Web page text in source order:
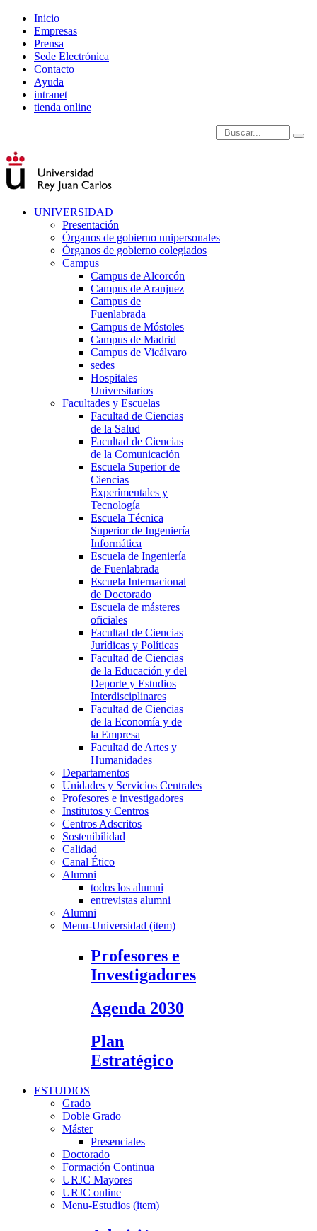
Inicio
Empresas
Prensa
Sede Electrónica
Contacto
Ayuda
intranet
tienda online
Introduce términos de
UNIVERSIDAD
Presentación
Órganos de gobierno unipersonales
Órganos de gobierno colegiados
Campus
Campus de Alcorcón
Campus de Aranjuez
Campus de
Fuenlabrada
Campus de Móstoles
Campus de Madrid
Campus de Vicálvaro
sedes
Hospitales
Universitarios
Facultades y Escuelas
Facultad de Ciencias
de la Salud
Facultad de Ciencias
de la Comunicación
Escuela Superior de
Ciencias
Experimentales y
Tecnología
Escuela Técnica
Superior de Ingeniería
Informática
Escuela de Ingeniería
de Fuenlabrada
Escuela Internacional
de Doctorado
Escuela de másteres
oficiales
Facultad de Ciencias
Jurídicas y Políticas
Facultad de Ciencias
de la Educación y del
Deporte y Estudios
Interdisciplinares
Facultad de Ciencias
de la Economía y de
la Empresa
Facultad de Artes y
Humanidades
Departamentos
Unidades y Servicios Centrales
Profesores e investigadores
Institutos y Centros
Centros Adscritos
Sostenibilidad
Calidad
Canal Ético
Alumni
todos los alumni
entrevistas alumni
Alumni
Menu-Universidad (item)
Profesores e
Investigadores
Agenda 2030
Plan
Estratégico
ESTUDIOS
Grado
Doble Grado
Máster
Presenciales
Doctorado
Formación Continua
URJC Mayores
URJC online
Menu-Estudios (item)